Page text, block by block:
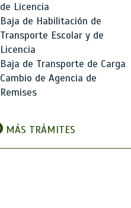
de Licencia
Baja de Habilitación de
Transporte Escolar y de
Licencia
Baja de Transporte de Carga
Cambio de Agencia de
Remises
MÁS TRÁMITES